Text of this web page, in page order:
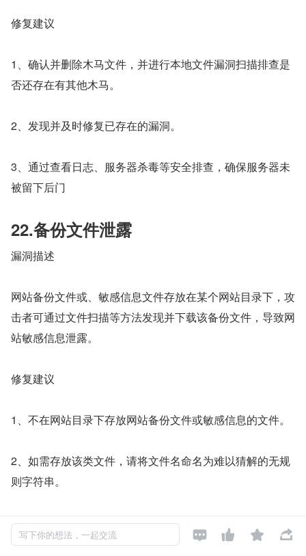
修复建议
1、确认并删除木马文件，并进行本地文件漏洞扫描排查是
否还存在有其他木马。
2、发现并及时修复已存在的漏洞。
3、通过查看日志、服务器杀毒等安全排查，确保服务器未
被留下后门
22.备份文件泄露
漏洞描述
网站备份文件或、敏感信息文件存放在某个网站目录下，攻
击者可通过文件扫描等方法发现并下载该备份文件，导致网
站敏感信息泄露。
修复建议
1、不在网站目录下存放网站备份文件或敏感信息的文件。
2、如需存放该类文件，请将文件名命名为难以猜解的无规
则字符串。
23.敏感信息泄露
漏洞描述
写下你的想法，一起交流    